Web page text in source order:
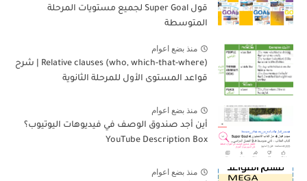
قول Super Goal لجميع مستويات المرحلة
المتوسطة
منذ بضع اعوام
Relative clauses (who, which-that-where) | شرح
قواعد المستوى الأول للمرحلة الثانوية
منذ بضع اعوام
أين أجد صندوق الوصف في فيديوهات اليوتيوب؟
YouTube Description Box
منذ بضع اعوام